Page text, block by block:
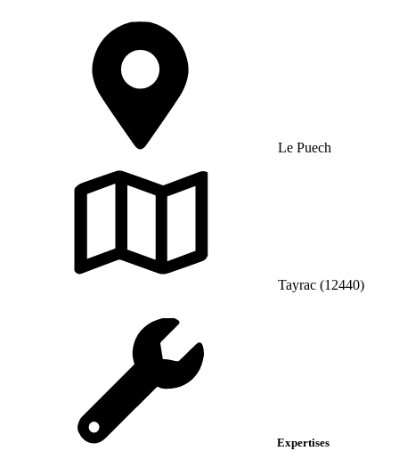
Le Puech
Tayrac (12440)
Expertises